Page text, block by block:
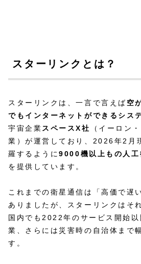
スターリンクとは？
スターリンクは、一言で言えば空
でもインターネットができるシス
宇宙企業 スペースX社
（イーロン
業）が運営しており、2026年2月
羅するように9000機以上もの人工
を提供しています。
これまでの衛星通信は「高価で遅
ありましたが、スターリンクはそ
国内でも2022年のサービス開始
業、さらには災害時の自治体まで
す。